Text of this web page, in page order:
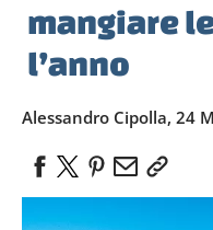
mangiare
l’anno
Alessandro Cipolla, 24